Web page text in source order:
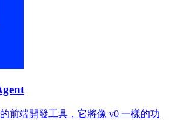
前端開發工具，它將像 v0 一樣的功